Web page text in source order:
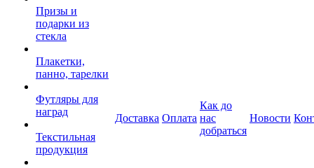
Призы и
подарки из
стекла
Плакетки,
панно, тарелки
Футляры для
наград
Текстильная
продукция
Доставка Оплата
Как до
нас
добраться
Новости